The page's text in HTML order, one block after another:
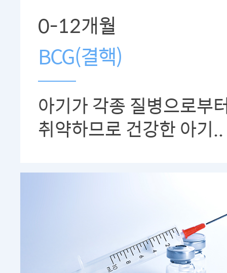
0-12개월
BCG(결핵)
아기가 각종 질병으로부
취약하므로 건강한 아기..